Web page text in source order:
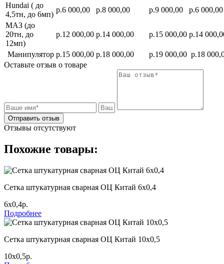
Hundai ( до
4,5тн, до 6мп)
р.6 000,00 р.8 000,00 р.9 000,00
р.6 000,00
МАЗ (до
20тн, до
12мп)
р.12 000,00 р.14 000,00 р.15 000,00 р.14
Манипулятор р.15 000,00 р.18 000,00 р.19 000,00 р.18
Оставьте отзыв о товаре
Отправить отзыв
Отзывы отсутствуют
Похожие товары:
Сетка штукатурная сварная ОЦ Китай 6х0,4
6х0,4р.
Подробнее
Сетка штукатурная сварная ОЦ Китай 10х0,5
10х0,5р.